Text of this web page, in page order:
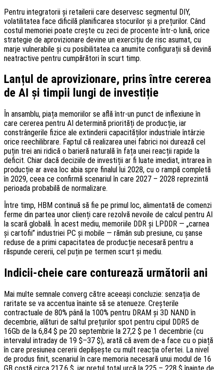
Pentru integratorii și retailerii care deservesc segmentul DIY,
volatilitatea face dificilă planificarea stocurilor și a prețurilor. Când
costul memoriei poate crește cu zeci de procente într-o lună, orice
strategie de aprovizionare devine un exercițiu de risc asumat, cu
marje vulnerabile și cu posibilitatea ca anumite configurații să devină
neatractive pentru cumpărători în scurt timp.
Lanțul de aprovizionare, prins între cererea
de AI și timpii lungi de investiție
În ansamblu, piața memoriilor se află într-un punct de inflexiune în
care cererea pentru AI determină priorități de producție, iar
constrângerile fizice ale extinderii capacităților industriale întârzie
orice reechilibrare. Faptul că realizarea unei fabrici noi durează cel
puțin trei ani ridică o barieră naturală în fața unei reacții rapide la
deficit. Chiar dacă deciziile de investiții ar fi luate imediat, intrarea în
producție ar avea loc abia spre finalul lui 2028, cu o rampă completă
în 2029, ceea ce confirmă scenariul în care 2027 – 2028 reprezintă
perioada probabilă de normalizare.
Între timp, HBM continuă să fie pe primul loc, alimentată de comenzi
ferme din partea unor clienți care rezolvă nevoile de calcul pentru AI
la scară globală. În acest mediu, memoriile DDR și LPDDR — „carnea
și cartofii” industriei PC și mobile — rămân sub presiune, cu șanse
reduse de a primi capacitatea de producție necesară pentru a
răspunde cererii, cel puțin pe termen scurt și mediu.
Indicii-cheie care conturează următorii ani
Mai multe semnale converg către aceeași concluzie: senzația de
raritate se va accentua înainte să se atenueze. Creșterile
contractuale de 80% până la 100% pentru DRAM și 3D NAND în
decembrie, alături de saltul prețurilor spot pentru cipul DDR5 de
16Gb de la 6,84 $ pe 20 septembrie la 27,2 $ pe 1 decembrie (cu
intervalul intraday de 19 $–37 $), arată că avem de-a face cu o piață
în care presiunea cererii depășește cu mult reacția ofertei. La nivel
de produs finit, scenariul în care memoria necesară unui modul de 16